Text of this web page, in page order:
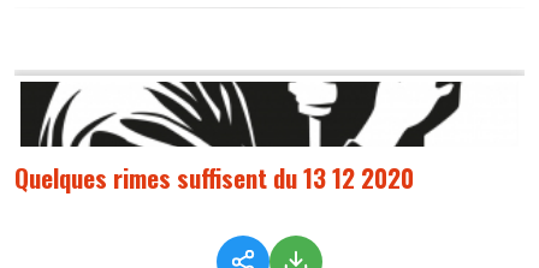
Quelques rimes suffisent du 13 12 2020